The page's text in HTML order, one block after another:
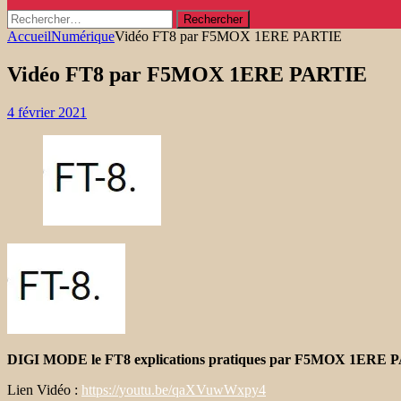
Rechercher :
AccueilNumériqueVidéo FT8 par F5MOX 1ERE PARTIE
Vidéo FT8 par F5MOX 1ERE PARTIE
4 février 2021
DIGI MODE le FT8 explications pratiques par F5MOX 1ERE
Lien Vidéo : https://youtu.be/qaXVuwWxpy4